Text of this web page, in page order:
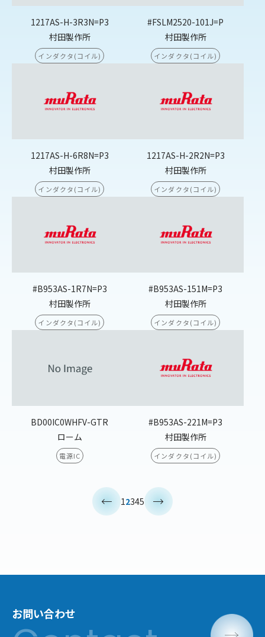
1217AS-H-3R3N=P3
村田製作所
インダクタ(コイル)
#FSLM2520-101J=P
村田製作所
インダクタ(コイル)
1217AS-H-6R8N=P3
村田製作所
インダクタ(コイル)
1217AS-H-2R2N=P3
村田製作所
インダクタ(コイル)
#B953AS-1R7N=P3
村田製作所
インダクタ(コイル)
#B953AS-151M=P3
村田製作所
インダクタ(コイル)
BD00IC0WHFV-GTR
ローム
電源IC
#B953AS-221M=P3
村田製作所
インダクタ(コイル)
12345
お問い合わせ